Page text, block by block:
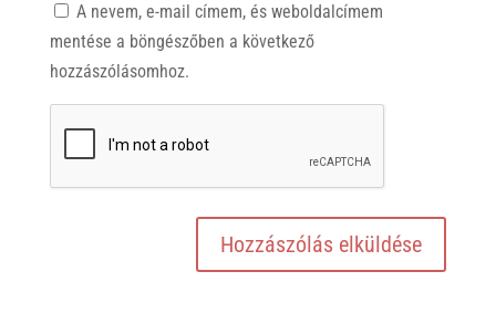
A nevem, e-mail címem, és weboldalcímem
mentése a böngészőben a következő
hozzászólásomhoz.